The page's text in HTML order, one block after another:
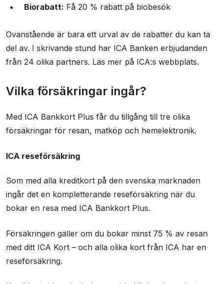
Biorabatt: Få 20 % rabatt på biobesök
Ovanstående är bara ett urval av de rabatter du kan ta
del av. I skrivande stund har ICA Banken erbjudanden
från 24 olika partners. Läs mer på ICA:s webbplats.
Vilka försäkringar ingår?
Med ICA Bankkort Plus får du tillgång till tre olika
försäkringar för resan, matköp och hemelektronik.
ICA reseförsäkring
Som med alla kreditkort på den svenska marknaden
ingår det en kompletterande reseförsäkring när du
bokar en resa med ICA Bankkort Plus.
Försäkringen gäller om du bokar minst 75 % av resan
med ditt ICA Kort – och alla olika kort från ICA har en
reseförsäkring.